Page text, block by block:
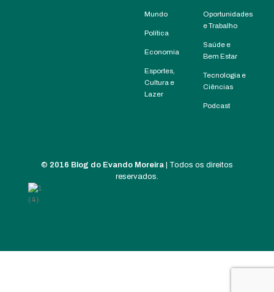
Mundo
Política
Economia
Esportes,
Cultura e
Lazer
Oportunidades
e Trabalho
Saúde e
Bem Estar
Tecnologia e
Ciências
Podcast
© 2016 Blog do Evando Moreira | Todos os direitos
reservados.